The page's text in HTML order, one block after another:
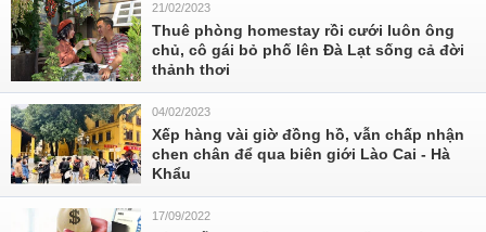
21/02/2023
Thuê phòng homestay rồi cưới luôn ông
chủ, cô gái bỏ phố lên Đà Lạt sống cả đời
thảnh thơi
04/02/2023
Xếp hàng vài giờ đồng hồ, vẫn chấp nhận
chen chân để qua biên giới Lào Cai - Hà
Khẩu
17/09/2022